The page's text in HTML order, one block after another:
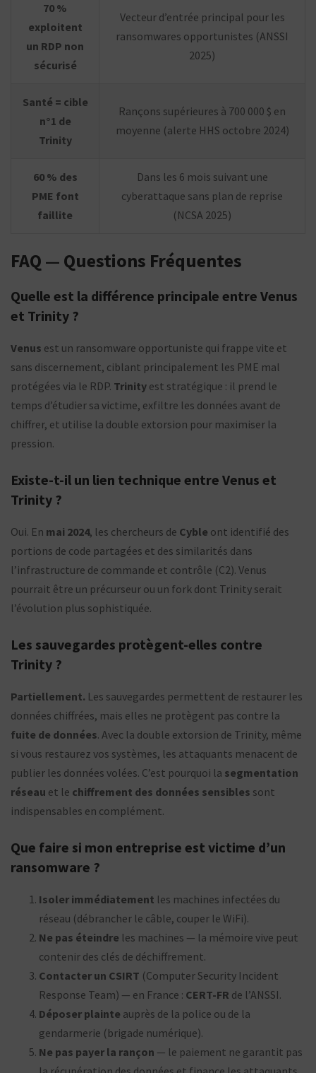
70 %
exploitent
un RDP non
sécurisé
Vecteur d’entrée principal pour les
ransomwares opportunistes (ANSSI
2025)
Santé = cible
n°1 de
Trinity
Rançons supérieures à 700 000 $ en
moyenne (alerte HHS octobre 2024)
60 % des
PME font
faillite
Dans les 6 mois suivant une
cyberattaque sans plan de reprise
(NCSA 2025)
FAQ — Questions Fréquentes
Quelle est la différence principale entre Venus
et Trinity ?
Venus est un ransomware opportuniste qui frappe vite et
sans discernement, ciblant principalement les PME mal
protégées via le RDP. Trinity est stratégique : il prend le
temps d’étudier sa victime, exfiltre les données avant de
chiffrer, et utilise la double extorsion pour maximiser la
pression.
Existe-t-il un lien technique entre Venus et
Trinity ?
Oui. En mai 2024, les chercheurs de Cyble ont identifié des
portions de code partagées et des similarités dans
l’infrastructure de commande et contrôle (C2). Venus
pourrait être un précurseur ou un fork dont Trinity serait
l’évolution plus sophistiquée.
Les sauvegardes protègent-elles contre
Trinity ?
Partiellement. Les sauvegardes permettent de restaurer les
données chiffrées, mais elles ne protègent pas contre la
fuite de données. Avec la double extorsion de Trinity, même
si vous restaurez vos systèmes, les attaquants menacent de
publier les données volées. C’est pourquoi la segmentation
réseau et le chiffrement des données sensibles sont
indispensables en complément.
Que faire si mon entreprise est victime d’un
ransomware ?
Isoler immédiatement les machines infectées du
réseau (débrancher le câble, couper le WiFi).
Ne pas éteindre les machines — la mémoire vive peut
contenir des clés de déchiffrement.
Contacter un CSIRT (Computer Security Incident
Response Team) — en France : CERT-FR de l’ANSSI.
Déposer plainte auprès de la police ou de la
gendarmerie (brigade numérique).
Ne pas payer la rançon — le paiement ne garantit pas